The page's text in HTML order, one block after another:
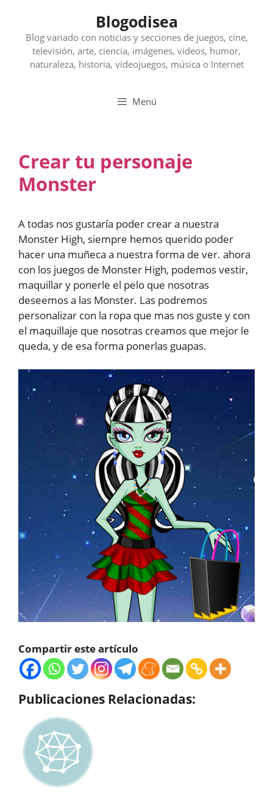
contenido
Blogodisea
Blog variado con noticias y secciones de juegos, cine,
televisión, arte, ciencia, imágenes, videos, humor,
naturaleza, historia, videojuegos, música o Internet
Menú
Crear tu personaje
Monster
A todas nos gustaría poder crear a nuestra
Monster High, siempre hemos querido poder
hacer una muñeca a nuestra forma de ver. ahora
con los juegos de Monster High, podemos vestir,
maquillar y ponerle el pelo que nosotras
deseemos a las Monster. Las podremos
personalizar con la ropa que mas nos guste y con
el maquillaje que nosotras creamos que mejor le
queda, y de esa forma ponerlas guapas.
Compartir este artículo
Publicaciones Relacionadas: